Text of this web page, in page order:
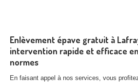
Enlèvement épave gratuit à
intervention rapide et efficace
normes
En faisant appel à nos services, vous